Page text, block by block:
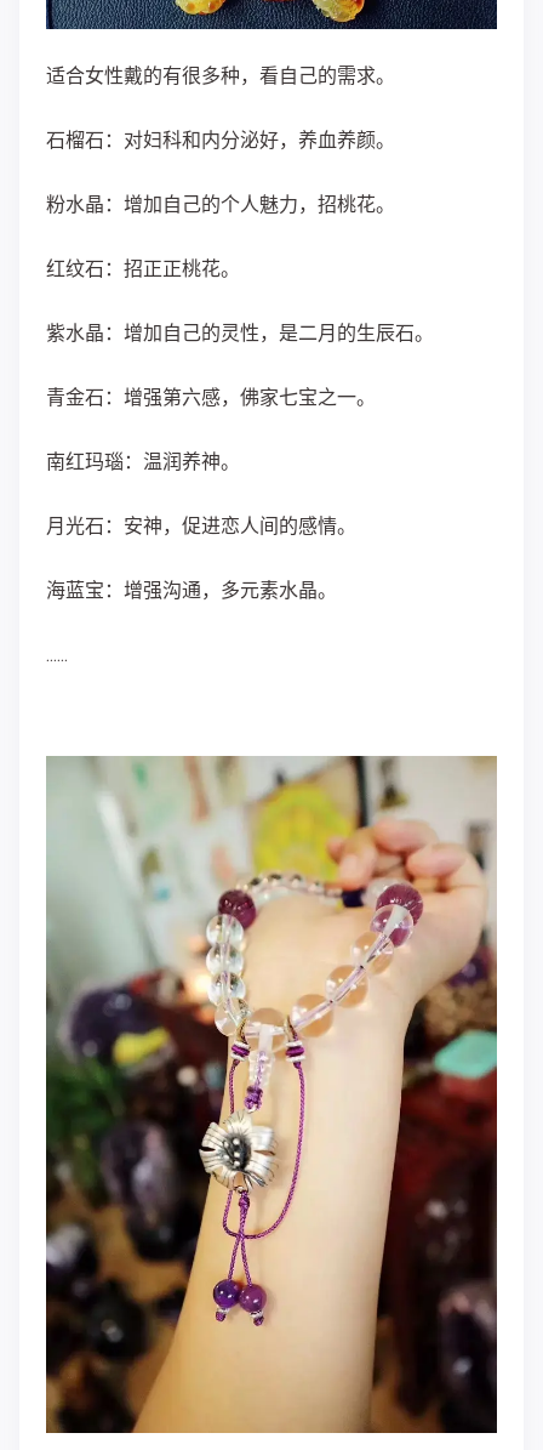
适合女性戴的有很多种，看自己的需求。
石榴石： 对妇科和内分泌好，养血养颜。
粉水晶： 增加自己的个人魅力，招桃花。
红纹石： 招正正桃花。
紫水晶： 增加自己的灵性，是二月的生辰石。
青金石： 增强第六感，佛家七宝之一。
南红玛瑙： 温润养神。
月光石： 安神，促进恋人间的感情。
海蓝宝： 增强沟通，多元素水晶。
......